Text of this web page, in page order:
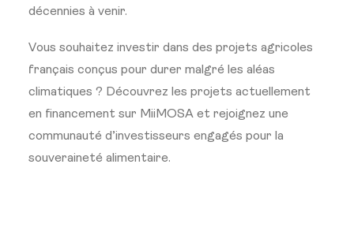
décennies à venir.
Vous souhaitez investir dans des projets agricoles
français conçus pour durer malgré les aléas
climatiques ? Découvrez les projets actuellement
en financement sur MiiMOSA et rejoignez une
communauté d’investisseurs engagés pour la
souveraineté alimentaire.